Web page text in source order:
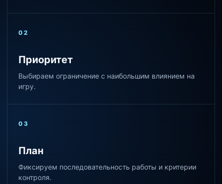
02
Приоритет
Выбираем ограничение с наибольшим влиянием на
игру.
03
План
Фиксируем последовательность работы и критерии
контроля.